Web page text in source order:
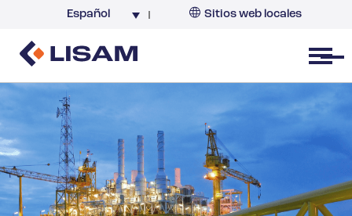
Español Sitios web locales
Open menu